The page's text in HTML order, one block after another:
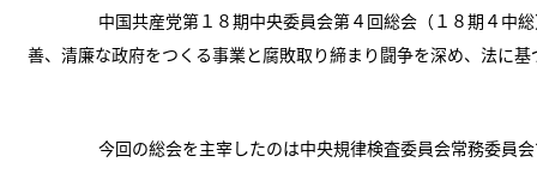
中国共産党第１８期中央委員会第４回総会（１８期４中
善、清廉な政府をつくる事業と腐敗取り締まり闘争を深め、法に
今回の総会を主宰したのは中央規律検査委員会常務委員